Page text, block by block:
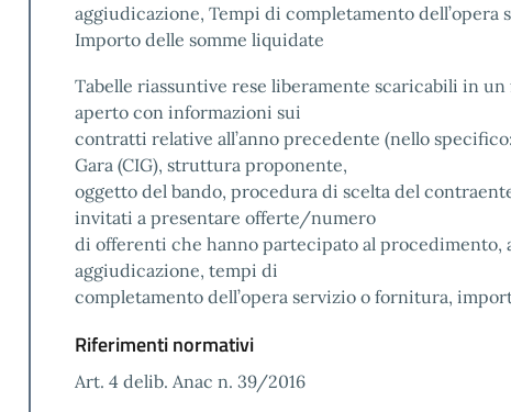
aggiudicazione, Tempi di completamento dell’opera
Importo delle somme liquidate
Tabelle riassuntive rese liberamente scaricabili in
aperto con informazioni sui
contratti relative all’anno precedente (nello
Gara (CIG), struttura proponente,
oggetto del bando, procedura di scelta del
invitati a presentare offerte/numero
di offerenti che hanno partecipato al procedimento,
aggiudicazione, tempi di
completamento dell’opera servizio o fornitura,
Riferimenti normativi
Art. 4 delib. Anac n. 39/2016